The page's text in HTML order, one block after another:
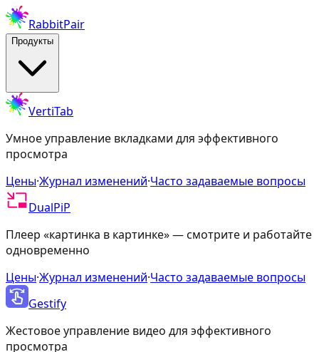
RabbitPair
Продукты
VertiTab
Умное управление вкладками для эффективного
просмотра
Цены·Журнал изменений·Часто задаваемые вопросы
DualPiP
Плеер «картинка в картинке» — смотрите и работайте
одновременно
Цены·Журнал изменений·Часто задаваемые вопросы
Gestify
Жестовое управление видео для эффективного
просмотра